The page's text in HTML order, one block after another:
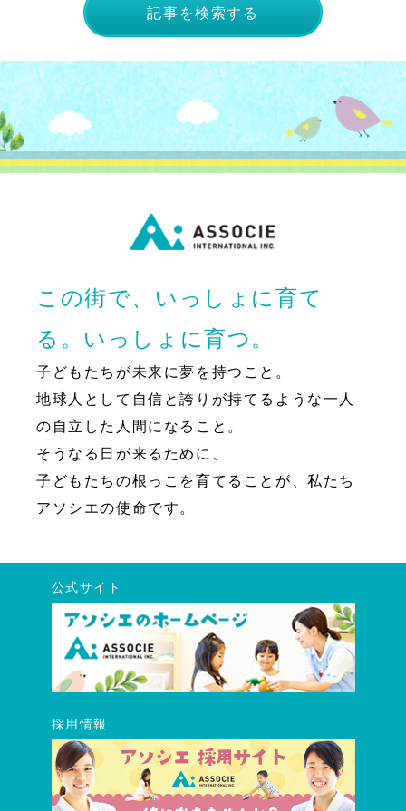
記事を検索する
この街で、いっしょに育て
る。いっしょに育つ。
子どもたちが未来に夢を持つこと。
地球人として自信と誇りが持てるような一人
の自立した人間になること。
そうなる日が来るために、
子どもたちの根っこを育てることが、私たち
アソシエの使命です。
公式サイト
採用情報